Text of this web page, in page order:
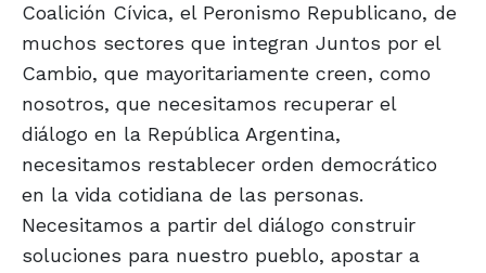
Coalición Cívica, el Peronismo Republicano, de
muchos sectores que integran Juntos por el
Cambio, que mayoritariamente creen, como
nosotros, que necesitamos recuperar el
diálogo en la República Argentina,
necesitamos restablecer orden democrático
en la vida cotidiana de las personas.
Necesitamos a partir del diálogo construir
soluciones para nuestro pueblo, apostar a